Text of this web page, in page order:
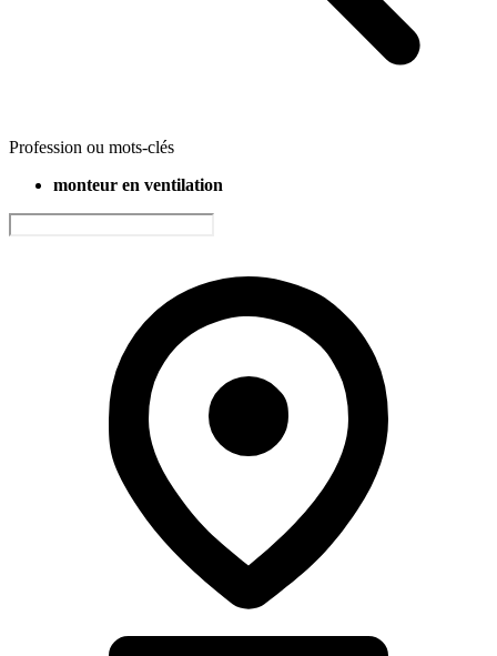
Profession ou mots-clés
monteur en ventilation